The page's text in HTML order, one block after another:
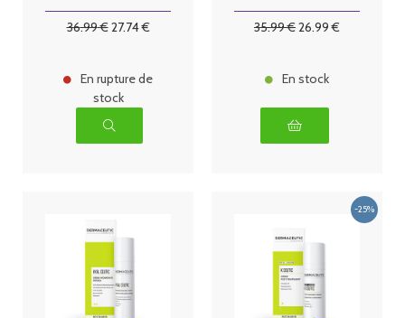
36.99€27.74€
En rupture de
stock
35.99€26.99 €
En stock